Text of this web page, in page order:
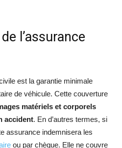
l’assurance
est la garantie minimale
de véhicule. Cette couverture
matériels et corporels
accident. En d’autres termes, si
assurance indemnisera les
ou par chèque. Elle ne couvre